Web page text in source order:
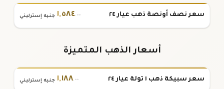
سعر نصف أونصة ذهب عيار ٢٤ ١,٥٨٤.٠٠ جنيه إسترليني
أسعار الذهب المتميزة
سعر سبيكة ذهب ١ تولة عيار ٢٤ ١,١٨٨.٠٠ جنيه إسترليني